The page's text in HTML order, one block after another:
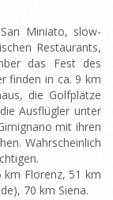
Miniato, slow-
Restaurants,
das Fest des
finden in ca. 9 km
die Golfplätze
Ausflügler unter
mit ihren
Wahrscheinlich
km Florenz, 51 km
70 km Siena.